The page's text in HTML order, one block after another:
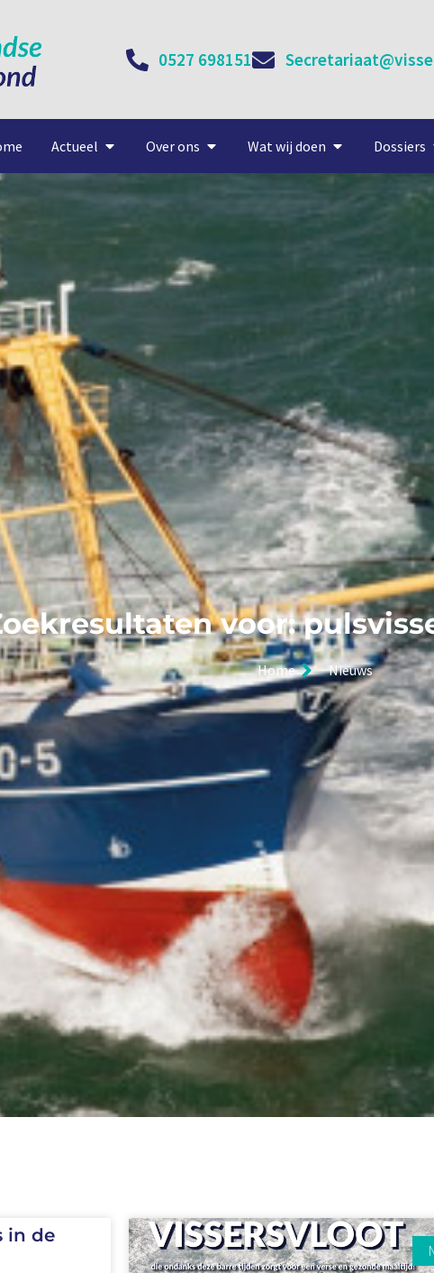
0527 698151
Actueel Over ons Wat wij doen Dossiers
voor:
Home Nieuws
in de